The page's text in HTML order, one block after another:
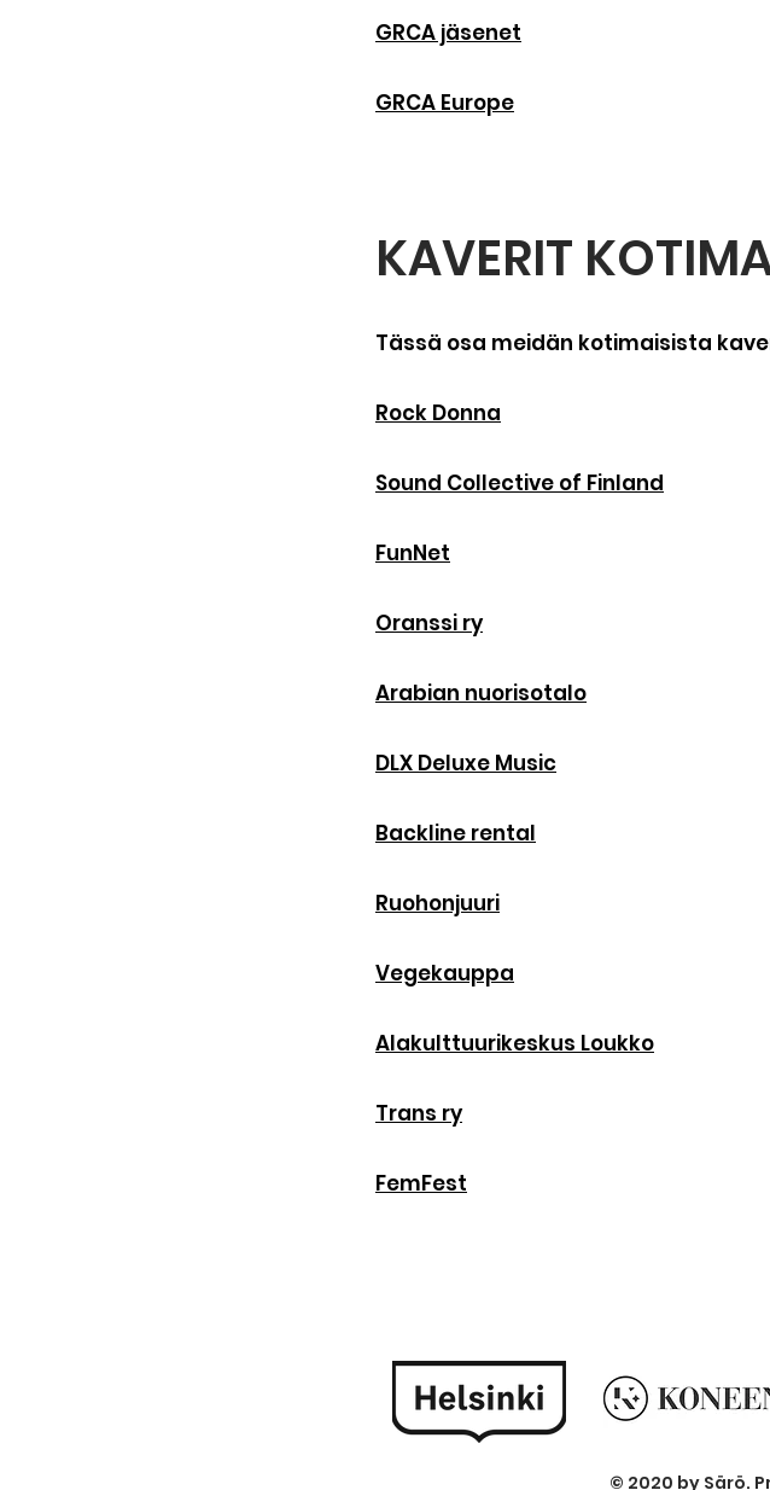
GRCA jäsenet
GRCA Europe
KAVERIT
Tässä osa meidän kotimaisista
Rock Donna
Sound Collective of Finland
FunNet
Oranssi ry
Arabian nuorisotalo
DLX Deluxe Music
Backline rental
Ruohonjuuri
Vegekauppa
Alakulttuurikeskus Loukko
Trans ry
FemFest
© 2020 by Särö.